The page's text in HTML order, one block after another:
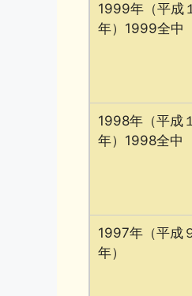
1999年（平成
年）1999全中
1998年（平成
年）1998全中
1997年（平成
年）